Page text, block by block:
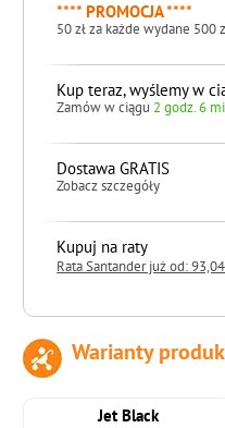
**** PROMOCJA ****
50 zł za każde wydane 500
Kup teraz, wyślemy w
Zamów w ciągu 2 godz. 6
Dostawa GRATIS
Zobacz szczegóły
Kupuj na raty
Rata Santander już od:
do koszyka
Warianty
Jet Black